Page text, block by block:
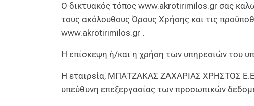
Ο δικτυακός τόπος www.akrotirimilos.gr σας
τους ακόλουθους Όρους Χρήσης και τις
www.akrotirimilos.gr .
Η επίσκεψη ή/και η χρήση των υπηρεσιών του
Η εταιρεία, ΜΠΑΤΖΑΚΑΣ ΖΑΧΑΡΙΑΣ ΧΡΗΣΤΟΣ
υπεύθυνη επεξεργασίας των προσωπικών